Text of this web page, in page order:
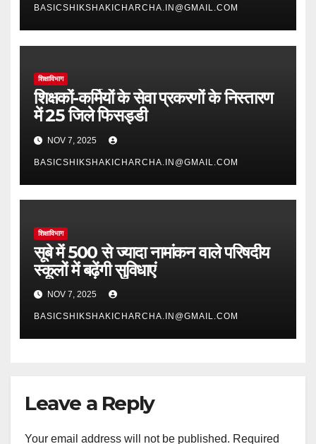
BASICSHIKSHAKICHARCHA.IN@GMAIL.COM
शिक्षाविभाग
शिक्षकों-कर्मियों के सेवा प्रकरणों के निस्तारण
में 25 जिले फिसड्डी
NOV 7, 2025
BASICSHIKSHAKICHARCHA.IN@GMAIL.COM
शिक्षाविभाग
सूबे में 500 से ज्यादा नामांकन वाले परिषदीय
स्कूलों में बढ़ेंगी सुविधाएं
NOV 7, 2025
BASICSHIKSHAKICHARCHA.IN@GMAIL.COM
Leave a Reply
Your email address will not be published. Required